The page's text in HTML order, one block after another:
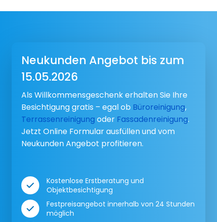
Neukunden Angebot bis zum
15.05.2026
Als Willkommensgeschenk erhalten Sie Ihre
Besichtigung gratis – egal ob Büroreinigung,
Terrassenreinigung oder Fassadenreinigung.
Jetzt Online Formular ausfüllen und vom
Neukunden Angebot profitieren.
Kostenlose Erstberatung und
Objektbesichtigung
Festpreisangebot innerhalb von 24 Stunden
möglich